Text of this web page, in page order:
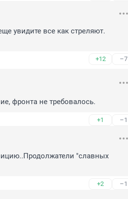
увидите все как стреляют.
+12 –7
фронта не требовалось.
+1 –1
"славных
+2 –1